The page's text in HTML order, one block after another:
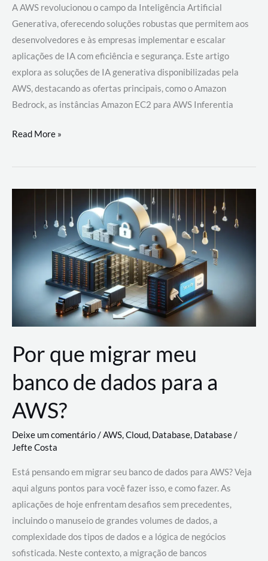
A AWS revolucionou o campo da Inteligência Artificial
Generativa, oferecendo soluções robustas que permitem aos
desenvolvedores e às empresas implementar e escalar
aplicações de IA com eficiência e segurança. Este artigo
explora as soluções de IA generativa disponibilizadas pela
AWS, destacando as ofertas principais, como o Amazon
Bedrock, as instâncias Amazon EC2 para AWS Inferentia
Utilizando
Soluções
AWS
Read More »
Por que migrar meu
banco de dados para a
AWS?
Deixe um comentário/AWS,Cloud, Database, Database/
Jefte Costa
Está pensando em migrar seu banco de dados para AWS? Veja
aqui alguns pontos para você fazer isso, e como fazer. As
aplicações de hoje enfrentam desafios sem precedentes,
incluindo o manuseio de grandes volumes de dados, a
complexidade dos tipos de dados e a lógica de negócios
sofisticada. Neste contexto, a migração de bancos